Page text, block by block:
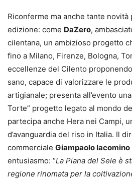
Riconferme ma anche tante
edizione: come DaZero,
cilentana, un ambizioso progetto
fino a Milano, Firenze, Bologna,
eccellenze del Cilento
sano, capace di valorizzare le
artigianale; presenta all’evento
Torte” progetto legato al mondo
partecipa anche Hera nei Campi,
d’avanguardia del riso in Italia. Il
commerciale Giampaolo Iacomino
entusiasmo: “La Piana del Sele è
regione rinomata per la